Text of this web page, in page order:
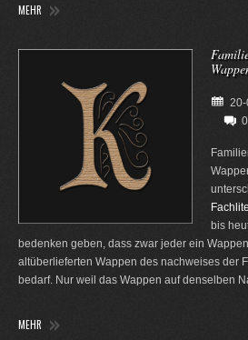
MEHR
0
bis
bedenken geben, dass zwar jeder ein
altüberlieferten Wappen des nachweises der
bedarf. Nur weil das Wappen auf denselben
MEHR